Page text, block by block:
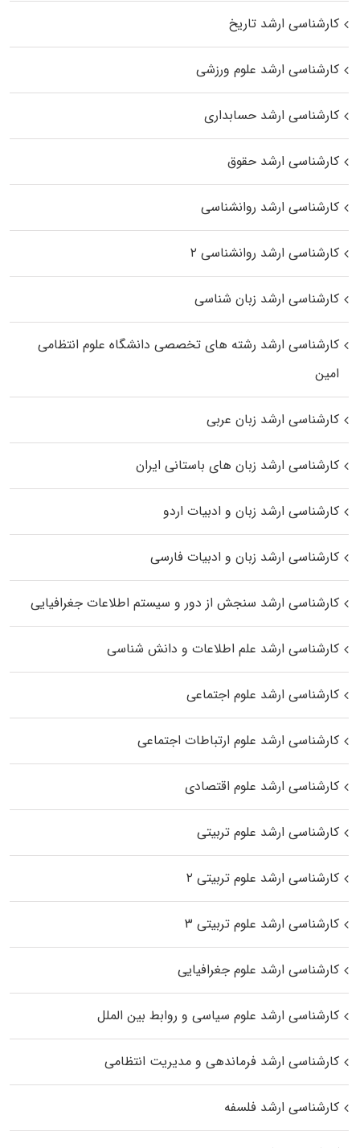
کارشناسی ارشد تاریخ
کارشناسی ارشد علوم ورزشی
کارشناسی ارشد حسابداری
کارشناسی ارشد حقوق
کارشناسی ارشد روانشناسی
کارشناسی ارشد روانشناسی ۲
کارشناسی ارشد زبان شناسی
کارشناسی ارشد رﺷﺘﻪ ﻫﺎی تخصصی داﻧﺸﮕﺎه ﻋﻠﻮم انتظامی
اﻣﻴﻦ
کارشناسی ارشد زبان عربی
کارشناسی ارشد زبان‌ های باستانی ایران
کارشناسی ارشد زبان و ادبیات اردو
کارشناسی ارشد زبان و ادبیات فارسی
کارشناسی ارشد سنجش از دور و سیستم اطلاعات جغرافیایی
کارشناسی ارشد علم اطلاعات و دانش شناسی
کارشناسی ارشد علوم اجتماعی
کارشناسی ارشد علوم ارتباطات اجتماعی
کارشناسی ارشد علوم اقتصادی
کارشناسی ارشد علوم تربیتی
کارشناسی ارشد علوم تربیتی ۲
کارشناسی ارشد علوم تربیتی ۳
کارشناسی ارشد علوم جغرافیایی
کارشناسی ارشد علوم سیاسی و روابط بین الملل
کارشناسی ارشد فرماندهی و مدیریت انتظامی
کارشناسی ارشد فلسفه